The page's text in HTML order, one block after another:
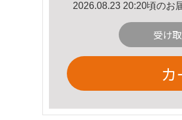
2026.08.23 20:20頃のお
受け